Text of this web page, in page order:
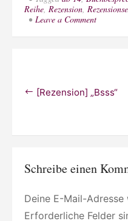
Reihe, Rezension,
Leave a Commenton
3)
[Rezension] „Bsss“
Schreibe einen
Deine E-Mail-
Erforderliche Felder